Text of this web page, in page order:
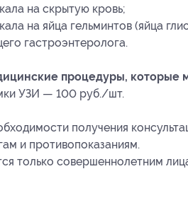
на скрытую кровь;
на яйца гельминтов (яйца
гастроэнтеролога.
процедуры, которые
УЗИ — 100 руб./шт.
получения
и противопоказаниям.
только совершеннолетним